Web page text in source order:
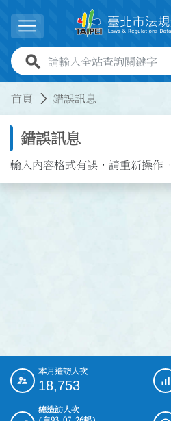
展開選單
全站查詢關鍵字欄位
首頁 錯誤訊息
錯誤訊息
輸入內容格式有誤，請重新操作。
::: 本月造訪人次
18,753
總造訪人次